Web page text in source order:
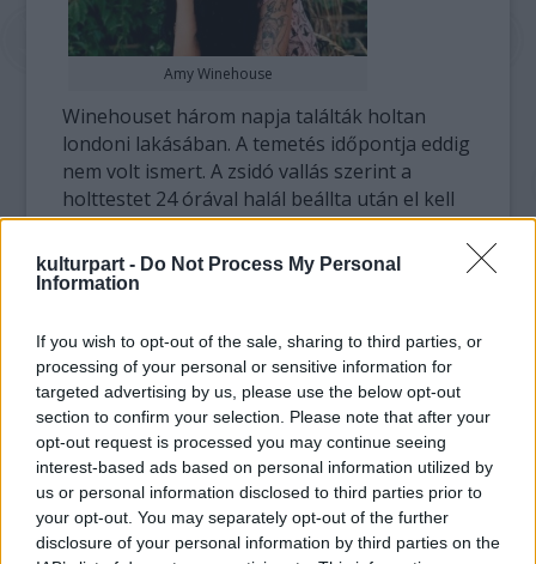
kulturpart - Do Not Process My Personal
Information
If you wish to opt-out of the sale, sharing to third parties, or
processing of your personal or sensitive information for
targeted advertising by us, please use the below opt-out
section to confirm your selection. Please note that after your
opt-out request is processed you may continue seeing
interest-based ads based on personal information utilized by
us or personal information disclosed to third parties prior to
your opt-out. You may separately opt-out of the further
disclosure of your personal information by third parties on the
Amy Winehouse
Winehouset három napja találták holtan
londoni lakásában. A temetés időpontja eddig
nem volt ismert. A zsidó vallás szerint a
holttestet 24 órával halál beállta után el kell
temetni. Az orvos szakértői vizsgálat miatt
erre eddig nem volt lehetőség, de az ezzel
foglalkozó csoport törekedett a sürgősségi
A procedúrát végző szakorvos kijelentette,
hogy a testet mielőbb a család
rendelkezésére szeretné bocsátani. A
rendőrség jelentése szerint az énekesnő
halálának körülményei nem adnak okot
további nyomozásra.
Forrás:Music News